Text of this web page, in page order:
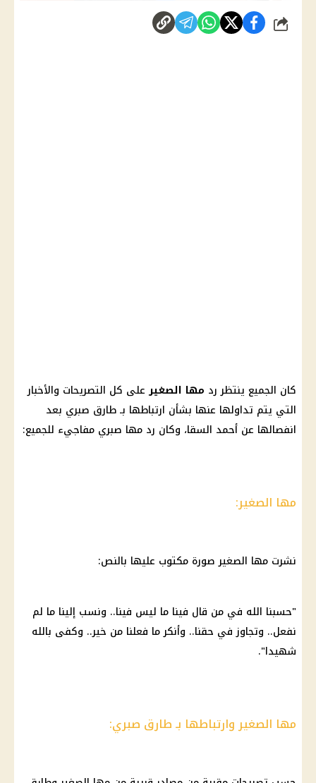
شارك
كان الجميع ينتظر رد مها الصغيرعلى كل التصريحات والأخبار
التي يتم تداولها عنها بشأن ارتباطها بـ طارق صبري بعد
انفصالها عن أحمد السقا، وكان رد مها صبري مفاجيء للجميع:
مها الصغير:
نشرت مها الصغير صورة مكتوب عليها بالنص:
"حسبنا الله في من قال فينا ما ليس فينا.. ونسب إلينا ما لم
نفعل.. وتجاوز في حقنا.. وأنكر ما فعلنا من خير.. وكفى بالله
شهيدا".
مها الصغير وارتباطها بـ طارق صبري: